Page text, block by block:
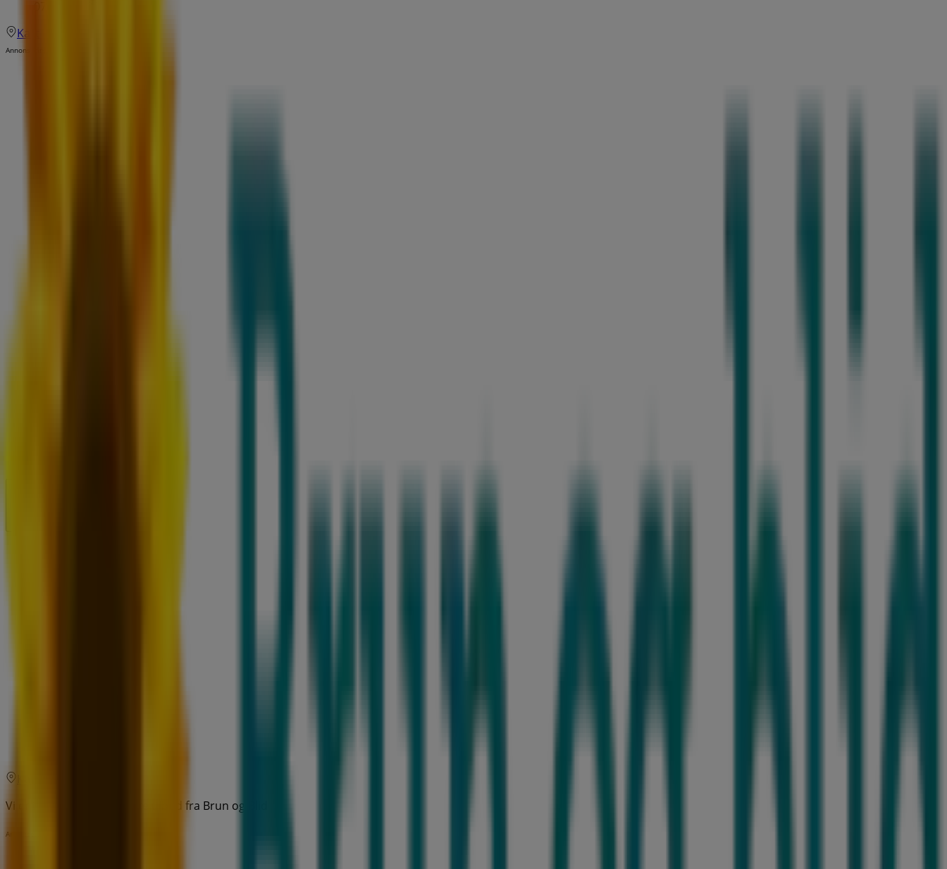
Kart
Annonsering
Vi er i ferd med å publisere tilbud fra Brun og Blid
Annonsering